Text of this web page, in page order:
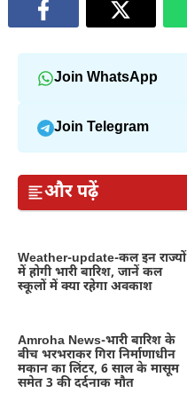
Join WhatsApp
Join Telegram
और पढ़ें
Weather-update-कल इन राज्यों
में होगी भारी बारिश, जानें कल
स्कूलों में क्या रहेगा अवकाश
Amroha News-भारी बारिश के
बीच भरभराकर गिरा निर्माणाधीन
मकान का लिंटर, 6 साल के मासूम
समेत 3 की दर्दनाक मौत